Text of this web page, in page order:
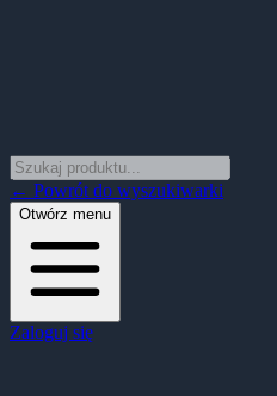
← Powrót do wyszukiwarki
Otwórz menu
Zaloguj się